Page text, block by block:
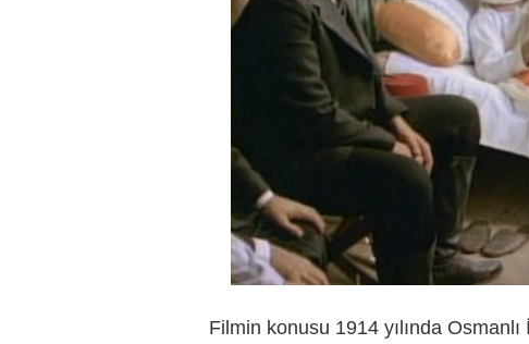
Filmin konusu 1914 yılında